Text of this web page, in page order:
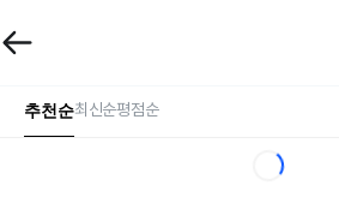
추천순최신순평점순